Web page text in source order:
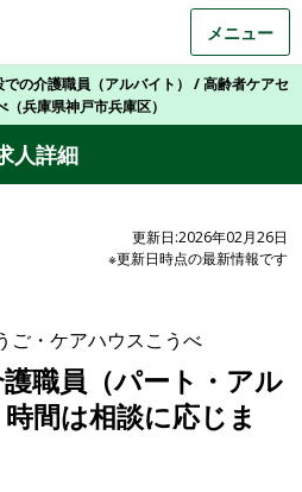
メニュー
での介護職員（アルバイト） / 高齢者ケアセ
兵庫県神戸市兵庫区）
人詳細
更新日:2026年02月26日
※更新日時点の最新情報です
ご・ケアハウスこうべ
護職員（パート・アル
間は相談に応じま